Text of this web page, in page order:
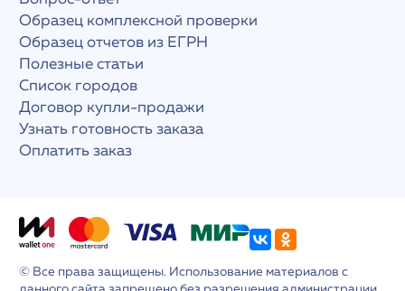
Образец комплексной проверки
Образец отчетов из ЕГРН
Полезные статьи
Список городов
Договор купли-продажи
Узнать готовность заказа
Оплатить заказ
© Все права защищены. Использование материалов с